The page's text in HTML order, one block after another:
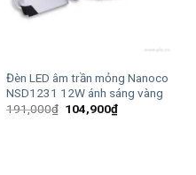
Đèn LED âm trần mỏng Nanoco
NSD1231 12W ánh sáng vàng
191,000₫ Giá
104,900₫Giá
hiện